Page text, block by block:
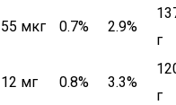
55 мкг 0.7% 2.9%
г
12 мг 0.8% 3.3%
г